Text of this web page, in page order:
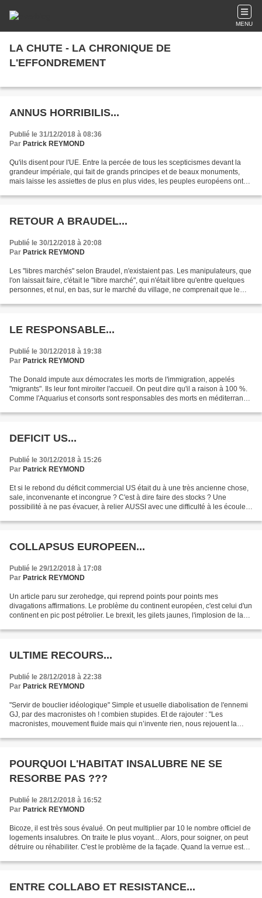
MENU
LA CHUTE - LA CHRONIQUE DE
L'EFFONDREMENT
ANNUS HORRIBILIS...
Publié le 31/12/2018 à 08:36
Par Patrick REYMOND
Qu'ils disent pour l'UE. Entre la percée de tous les scepticismes devant la
grandeur impériale, qui fait de grands principes et de beaux monuments,
mais laisse les assiettes de plus en plus vides, les peuples européens ont
RETOUR A BRAUDEL...
Publié le 30/12/2018 à 20:08
Par Patrick REYMOND
Les "libres marchés" selon Braudel, n'existaient pas. Les manipulateurs, que
l'on laissait faire, c'était le "libre marché", qui n'était libre qu'entre quelques
personnes, et nul, en bas, sur le marché du village, ne comprenait que le
LE RESPONSABLE...
Publié le 30/12/2018 à 19:38
Par Patrick REYMOND
The Donald impute aux démocrates les morts de l'immigration, appelés
"migrants". Ils leur font miroiter l'accueil. On peut dire qu'il a raison à 100 %.
Comme l'Aquarius et consorts sont responsables des morts en méditerranée
DEFICIT US...
Publié le 30/12/2018 à 15:26
Par Patrick REYMOND
Et si le rebond du déficit commercial US était du à une très ancienne chose,
sale, inconvenante et incongrue ? C'est à dire faire des stocks ? Une
possibilité à ne pas évacuer, à relier AUSSI avec une difficulté à les écouler...
COLLAPSUS EUROPEEN...
Publié le 29/12/2018 à 17:08
Par Patrick REYMOND
Un article paru sur zerohedge, qui reprend points pour points mes
divagations affirmations. Le problème du continent européen, c'est celui d'un
continent en pic post pétrolier. Le brexit, les gilets jaunes, l'implosion de la
ULTIME RECOURS...
Publié le 28/12/2018 à 22:38
Par Patrick REYMOND
"Servir de bouclier idéologique" Simple et usuelle diabolisation de l'ennemi
GJ, par des macronistes oh ! combien stupides. Et de rajouter : "Les
macronistes, mouvement fluide mais qui n’invente rien, nous rejouent la
POURQUOI L'HABITAT INSALUBRE NE SE
RESORBE PAS ???
Publié le 28/12/2018 à 16:52
Par Patrick REYMOND
Bicoze, il est très sous évalué. On peut multiplier par 10 le nombre officiel de
logements insalubres. On traite le plus voyant... Alors, pour soigner, on peut
détruire ou réhabiliter. C'est le problème de la façade. Quand la verrue est
ENTRE COLLABO ET RESISTANCE...